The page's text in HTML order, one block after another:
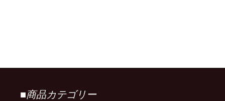
■商品カテゴリー